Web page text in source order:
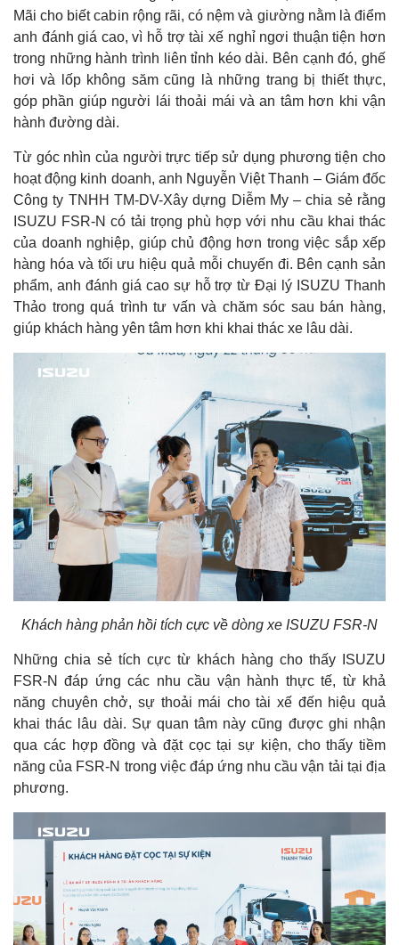
Mãi cho biết cabin rộng rãi, có nệm và giường nằm là điểm
anh đánh giá cao, vì hỗ trợ tài xế nghỉ ngơi thuận tiện hơn
trong những hành trình liên tỉnh kéo dài. Bên cạnh đó, ghế
hơi và lốp không săm cũng là những trang bị thiết thực,
góp phần giúp người lái thoải mái và an tâm hơn khi vận
hành đường dài.
Từ góc nhìn của người trực tiếp sử dụng phương tiện cho
hoạt động kinh doanh, anh Nguyễn Việt Thanh – Giám đốc
Công ty TNHH TM-DV-Xây dựng Diễm My – chia sẻ rằng
ISUZU FSR-N có tải trọng phù hợp với nhu cầu khai thác
của doanh nghiệp, giúp chủ động hơn trong việc sắp xếp
hàng hóa và tối ưu hiệu quả mỗi chuyến đi. Bên cạnh sản
phẩm, anh đánh giá cao sự hỗ trợ từ Đại lý ISUZU Thanh
Thảo trong quá trình tư vấn và chăm sóc sau bán hàng,
giúp khách hàng yên tâm hơn khi khai thác xe lâu dài.
Khách hàng phản hồi tích cực về dòng xe ISUZU FSR-N
Những chia sẻ tích cực từ khách hàng cho thấy ISUZU
FSR-N đáp ứng các nhu cầu vận hành thực tế, từ khả
năng chuyên chở, sự thoải mái cho tài xế đến hiệu quả
khai thác lâu dài. Sự quan tâm này cũng được ghi nhận
qua các hợp đồng và đặt cọc tại sự kiện, cho thấy tiềm
năng của FSR-N trong việc đáp ứng nhu cầu vận tải tại địa
phương.